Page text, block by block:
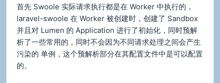
首先 Swoole 实际请求执行都是在 Worker 中执行的，
laravel-swoole 在 Worker 被创建时，创建了 Sandbox
并且对 Lumen 的 Application 进行了初始化，同时预解
析了一些常用的，同时不会因为不同请求处理之间会产生
污染的 单例，这个预解析部分在其配置文件中是可以配置
的。